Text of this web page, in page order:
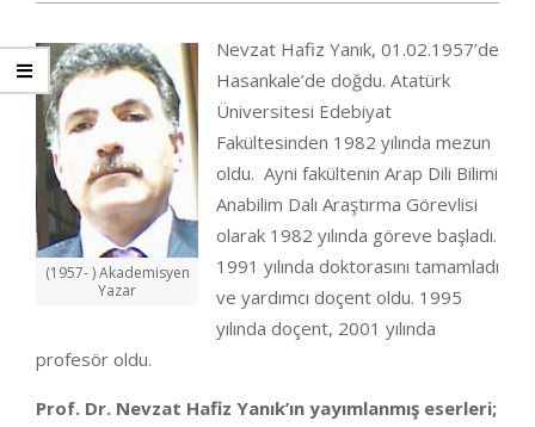
(1957- ) Akademisyen
Yazar
Nevzat Hafiz Yanık, 01.02.1957’de
Hasankale’de doğdu. Atatürk
Üniversitesi Edebiyat
Fakültesinden 1982 yılında mezun
oldu. Ayni fakültenin Arap Dili Bilimi
Anabilim Dalı Araştırma Görevlisi
olarak 1982 yılında göreve başladı.
1991 yılında doktorasını tamamladı
ve yardımcı doçent oldu. 1995
yılında doçent, 2001 yılında
profesör oldu.
Prof. Dr. Nevzat Hafiz Yanık’ın yayımlanmış eserleri;